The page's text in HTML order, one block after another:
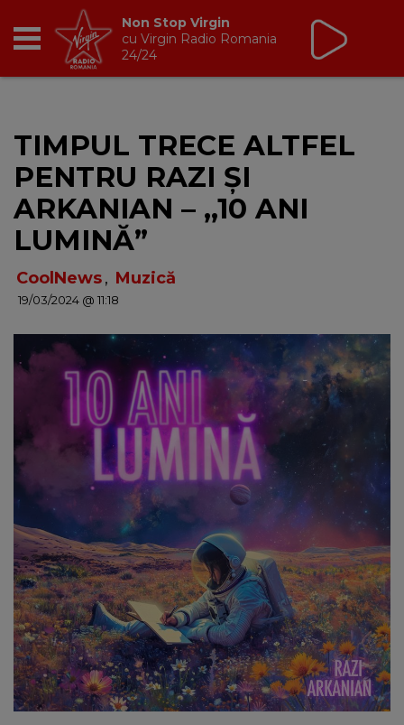
BREAKFAST
TIC TALK
CÂȘTIGĂ
HOT 30
DANCEFLOOR CHART
RADIO ACADEMY
NEWS
CONTUL MEU
Non Stop Virgin
cu Virgin Radio Romania
24/24
TIMPUL TRECE ALTFEL
PENTRU RAZI ȘI
ARKANIAN – ,,10 ANI
LUMINĂ”
CoolNews, Muzică
19/03/2024 @ 11:18